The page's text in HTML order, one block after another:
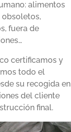
alimentos
obsoletos,
fuera de
certificamos y
todo el
su recogida en
del cliente
final.